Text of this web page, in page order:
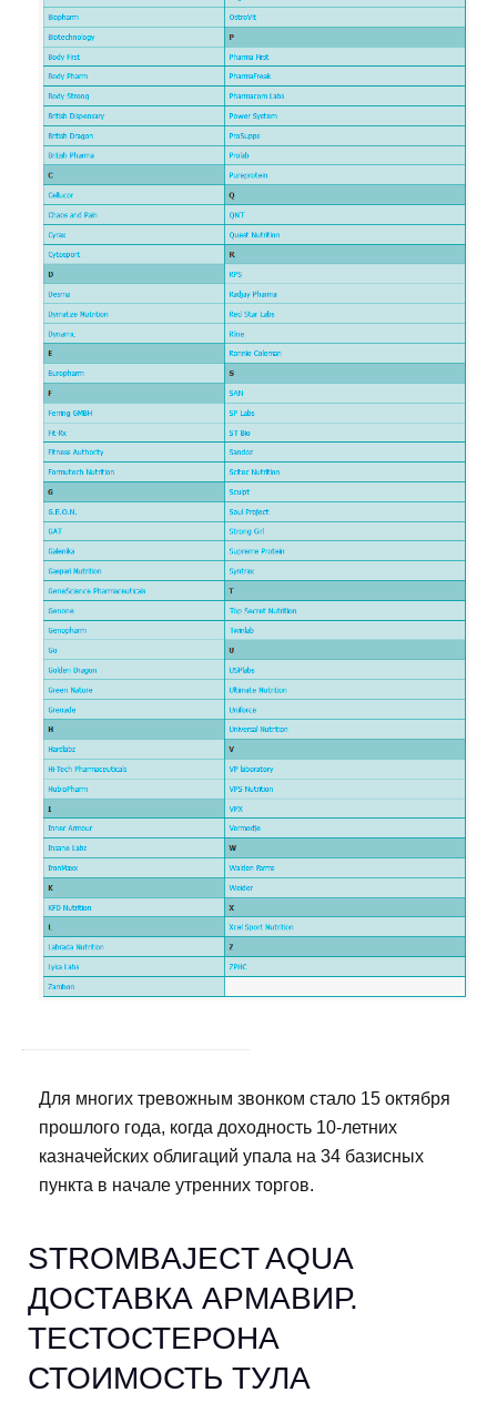
Для многих тревожным звонком стало 15 октября
прошлого года, когда доходность 10-летних
казначейских облигаций упала на 34 базисных
пункта в начале утренних торгов.
STROMBAJECT AQUA
ДОСТАВКА АРМАВИР.
ТЕСТОСТЕРОНА
СТОИМОСТЬ ТУЛА